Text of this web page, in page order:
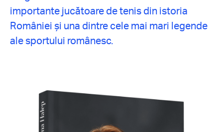
importante jucătoare de tenis din istoria
României și una dintre cele mai mari legende
ale sportului românesc.